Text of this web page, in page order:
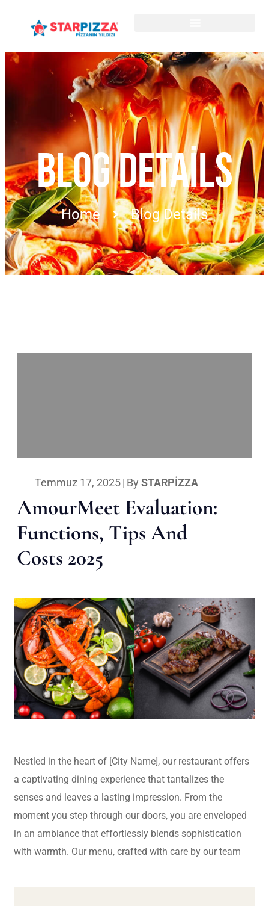
BLOG DETAILS
Home Blog Details
Temmuz 17, 2025| By STARPIZZA
AmourMeet Evaluation:
Functions, Tips And
Costs 2025
Nestled in the heart of [City Name], our restaurant offers
a captivating dining experience that tantalizes the
senses and leaves a lasting impression. From the
moment you step through our doors, you are enveloped
in an ambiance that effortlessly blends sophistication
with warmth. Our menu, crafted with care by our team